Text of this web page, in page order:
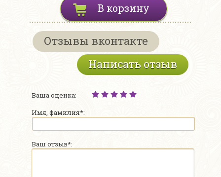
В корзину
Отзывы вконтакте
Написать отзыв
Ваша оценка:
Имя, фамилия*:
Ваш отзыв*: